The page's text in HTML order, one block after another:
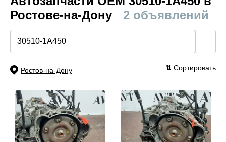
Ростове-на-Дону
2 объявлений
Ростов-на-Дону ⇅ Сортировать